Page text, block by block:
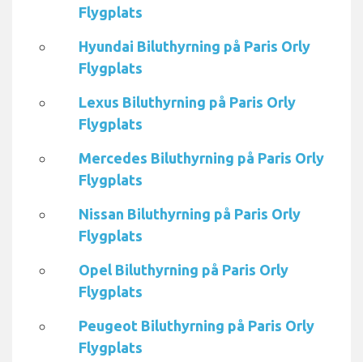
Flygplats
Hyundai Biluthyrning på Paris Orly
Flygplats
Lexus Biluthyrning på Paris Orly
Flygplats
Mercedes Biluthyrning på Paris Orly
Flygplats
Nissan Biluthyrning på Paris Orly
Flygplats
Opel Biluthyrning på Paris Orly
Flygplats
Peugeot Biluthyrning på Paris Orly
Flygplats